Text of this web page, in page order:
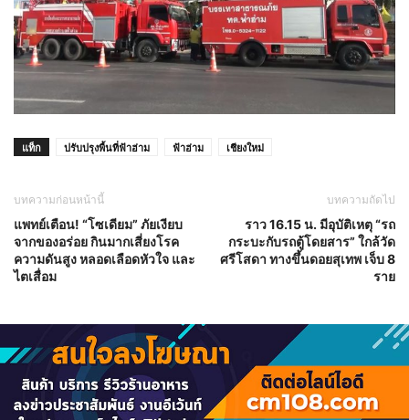
แท็ก ปรับปรุงพื้นที่ฟ้าฮ่าม ฟ้าฮ่าม เชียงใหม่
บทความก่อนหน้านี้
แพทย์เตือน! “โซเดียม” ภัยเงียบ
จากของอร่อย กินมากเสี่ยงโรค
ความดันสูง หลอดเลือดหัวใจ และ
ไตเสื่อม
บทความถัดไป
ราว 16.15 น. มีอุบัติเหตุ “รถ
กระบะกับรถตู้โดยสาร” ใกล้วัด
ศรีโสดา ทางขึ้นดอยสุเทพ เจ็บ 8
ราย